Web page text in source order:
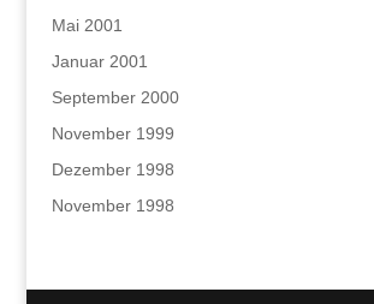
Mai 2001
Januar 2001
September 2000
November 1999
Dezember 1998
November 1998